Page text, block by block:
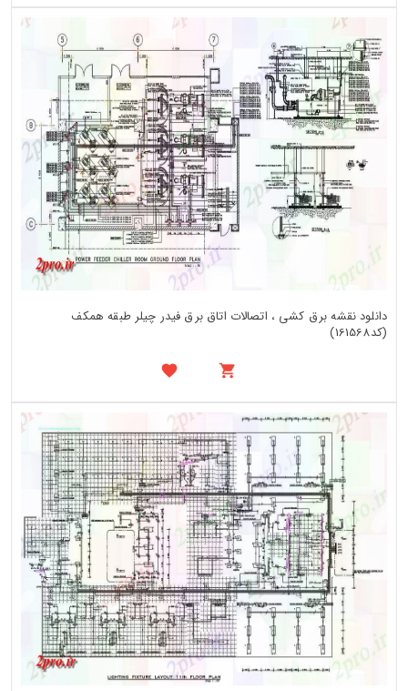
دانلود نقشه برق کشی ، اتصالات اتاق برق فیدر چیلر طبقه همکف
(کد161568)